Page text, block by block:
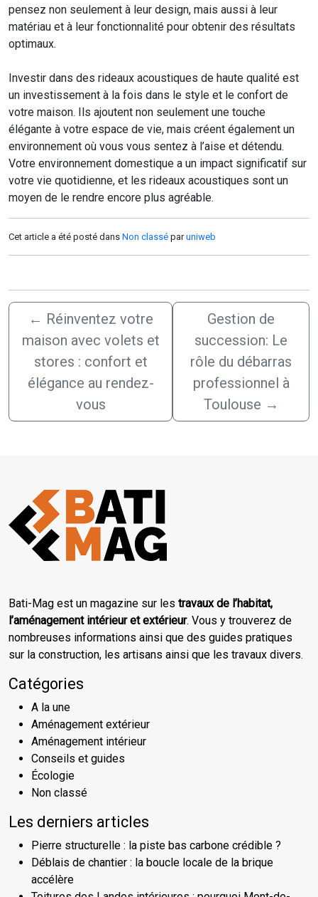
pensez non seulement à leur design, mais aussi à leur
matériau et à leur fonctionnalité pour obtenir des résultats
optimaux.
Investir dans des rideaux acoustiques de haute qualité est
un investissement à la fois dans le style et le confort de
votre maison. Ils ajoutent non seulement une touche
élégante à votre espace de vie, mais créent également un
environnement où vous vous sentez à l’aise et détendu.
Votre environnement domestique a un impact significatif sur
votre vie quotidienne, et les rideaux acoustiques sont un
moyen de le rendre encore plus agréable.
Cet article a été posté dans Non classé paruniweb
← Réinventez votre
maison avec volets et
stores : confort et
élégance au rendez-
vous
Gestion de
succession: Le
rôle du débarras
professionnel à
Toulouse →
Bati-Mag est un magazine sur les travaux de l’habitat,
l’aménagement intérieur et extérieur. Vous y trouverez de
nombreuses informations ainsi que des guides pratiques
sur la construction, les artisans ainsi que les travaux divers.
Catégories
A la une
Aménagement extérieur
Aménagement intérieur
Conseils et guides
Écologie
Non classé
Les derniers articles
Pierre structurelle : la piste bas carbone crédible ?
Déblais de chantier : la boucle locale de la brique
accélère